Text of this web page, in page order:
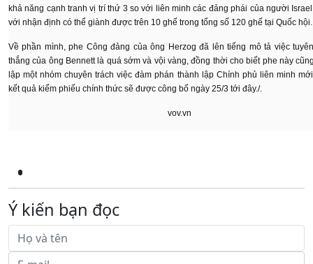
khả năng cạnh tranh vị trí thứ 3 so với liên minh các đảng phái của người
với nhận định có thể giành được trên 10 ghế trong tổng số 120 ghế tại Quốc hội.
Về phần mình, phe Công đảng của ông Herzog đã lên tiếng mô tả việc
thắng của ông Bennett là quá sớm và vội vàng, đồng thời cho biết phe này
lập một nhóm chuyên trách việc đàm phán thành lập Chính phủ liên minh
kết quả kiểm phiếu chính thức sẽ được công bố ngày 25/3 tới đây./.
vov.vn
Ý kiến bạn đọc